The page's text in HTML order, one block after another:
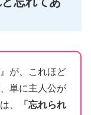
が、これほど
単に主人公が
、
「忘れられ